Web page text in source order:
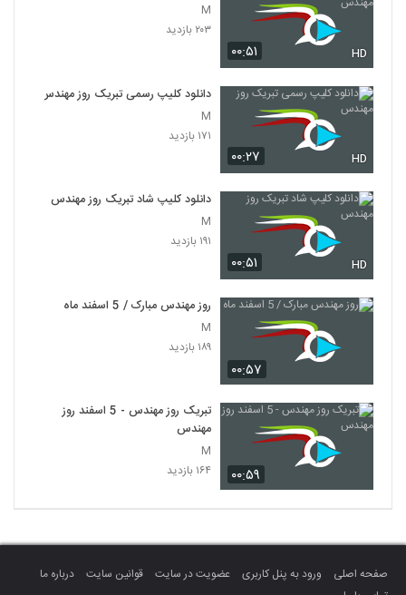
۰۰:۵۱ HD
M
۲۰۳ بازدید
۰۰:۲۷ HD
دانلود کلیپ رسمی تبریک روز مهندس
M
۱۷۱ بازدید
۰۰:۵۱ HD
دانلود کلیپ شاد تبریک روز مهندس
M
۱۹۱ بازدید
۰۰:۵۷
روز مهندس مبارک / 5 اسفند ماه
M
۱۸۹ بازدید
۰۰:۵۹
تبریک روز مهندس - 5 اسفند روز
مهندس
M
۱۶۴ بازدید
صفحه اصلی ورود به پنل کاربری عضویت در سایت قوانین سایت
درباره ما